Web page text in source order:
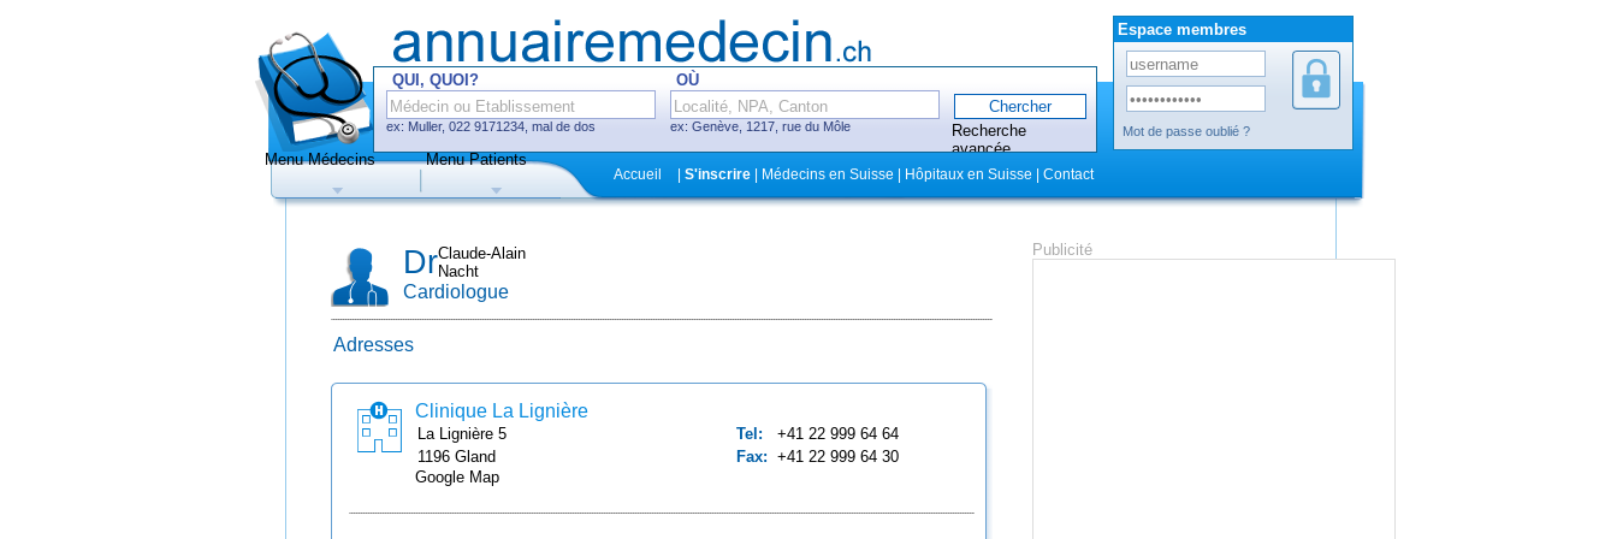
QUI, QUOI?
ex: Muller, 022 9171234, mal de dos
Recherche
avancée
OÙ
ex: Genève, 1217, rue du Môle
Hôpitaux, cliniques Fermer
de prise de rendez-vous en ligne
Espace membres
Mot de passe oublié ?
Menu Médecins Menu Patients
Accueil S'inscrire| Médecins en Suisse | Hôpitaux en Suisse | Contact
Publicité
DrClaude-Alain
Nacht
Cardiologue
Adresses
Clinique La Lignière
La Lignière 5
1196 Gland
Google Map
Tel:
+41 22 999 64 64
Fax: +41 22 999 64 30